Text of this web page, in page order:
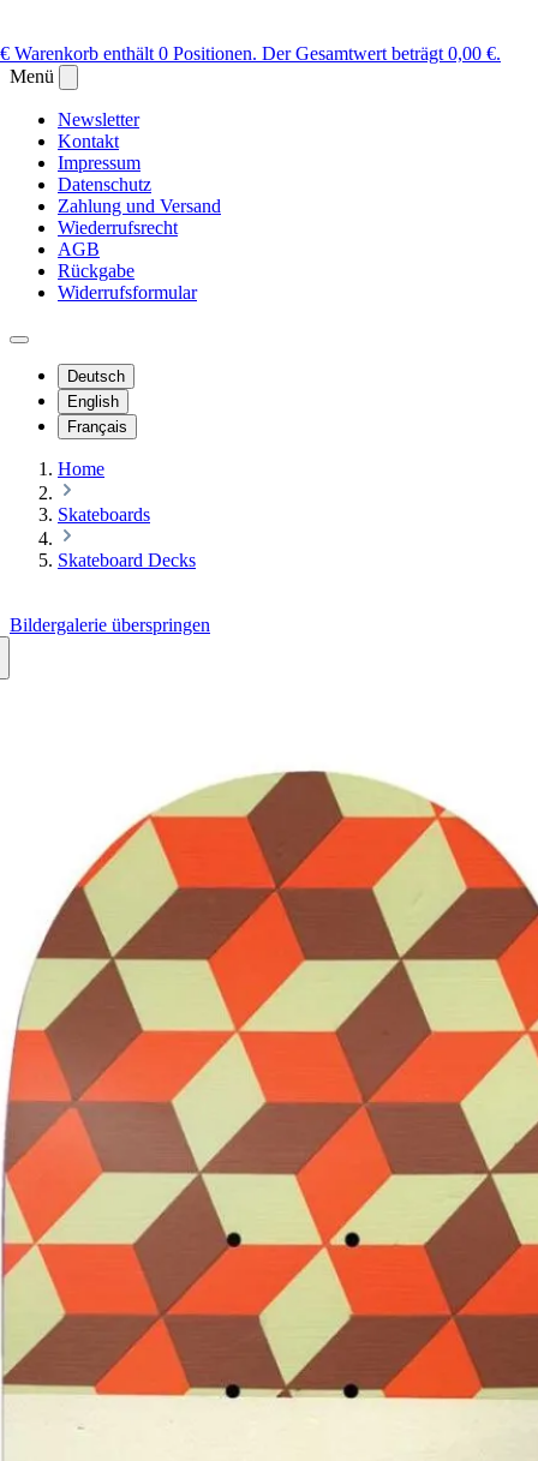
Warenkorb enthält 0 Positionen. Der Gesamtwert beträgt 0,00 €.
Menü
Newsletter
Kontakt
Impressum
Datenschutz
Zahlung und Versand
Wiederrufsrecht
AGB
Rückgabe
Widerrufsformular
Deutsch
English
Français
Home
Skateboards
Skateboard Decks
Bildergalerie überspringen